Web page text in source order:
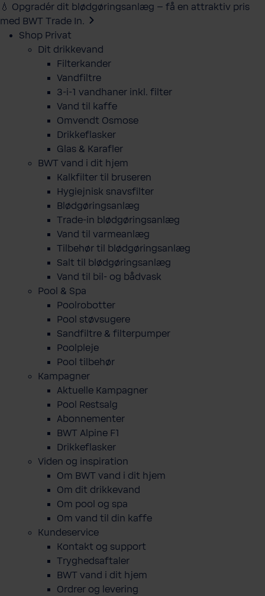
💧 Opgradér dit blødgøringsanlæg – få en attraktiv pris
med BWT Trade In.
Shop Privat
Dit drikkevand
Filterkander
Vandfiltre
3-i-1 vandhaner inkl. filter
Vand til kaffe
Omvendt Osmose
Drikkeflasker
Glas & Karafler
BWT vand i dit hjem
Kalkfilter til bruseren
Hygiejnisk snavsfilter
Blødgøringsanlæg
Trade-in blødgøringsanlæg
Vand til varmeanlæg
Tilbehør til blødgøringsanlæg
Salt til blødgøringsanlæg
Vand til bil- og bådvask
Pool & Spa
Poolrobotter
Pool støvsugere
Sandfiltre & filterpumper
Poolpleje
Pool tilbehør
Kampagner
Aktuelle Kampagner
Pool Restsalg
Abonnementer
BWT Alpine F1
Drikkeflasker
Viden og inspiration
Om BWT vand i dit hjem
Om dit drikkevand
Om pool og spa
Om vand til din kaffe
Kundeservice
Kontakt og support
Tryghedsaftaler
BWT vand i dit hjem
Ordrer og levering